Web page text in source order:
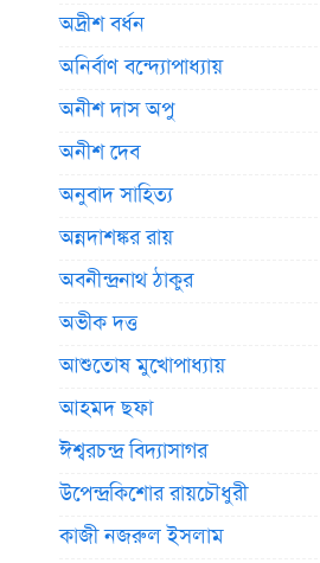
অদ্রীশ বর্ধন
অনির্বাণ বন্দ্যোপাধ্যায়
অনীশ দাস অপু
অনীশ দেব
অনুবাদ সাহিত্য
অন্নদাশঙ্কর রায়
অবনীন্দ্রনাথ ঠাকুর
অভীক দত্ত
আশুতোষ মুখোপাধ্যায়
আহমদ ছফা
ঈশ্বরচন্দ্র বিদ্যাসাগর
উপেন্দ্রকিশোর রায়চৌধুরী
কাজী নজরুল ইসলাম